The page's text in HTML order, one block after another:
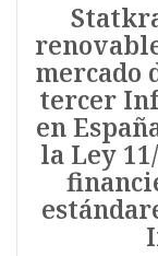
mercado
tercer
en
la Ley